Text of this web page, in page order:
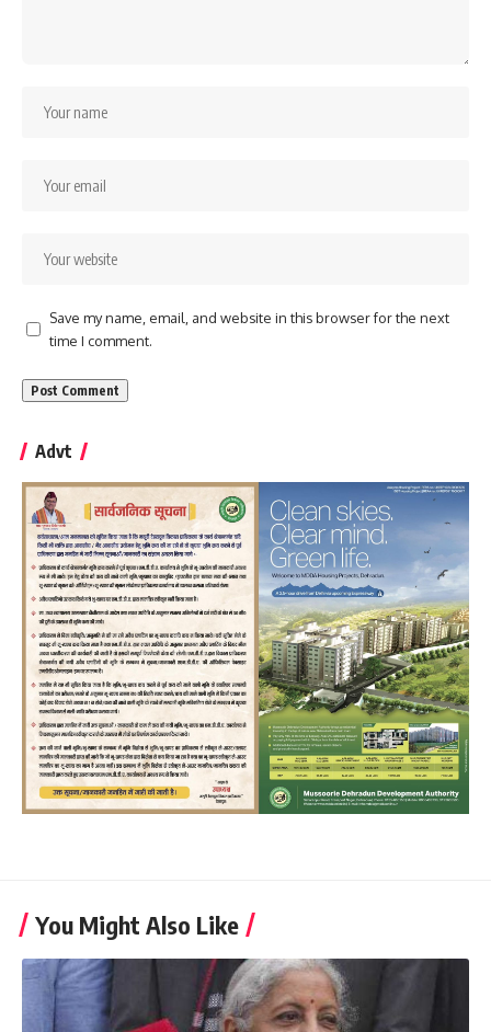
Save my name, email, and website in this browser for the next
time I comment.
Advt
You Might Also Like